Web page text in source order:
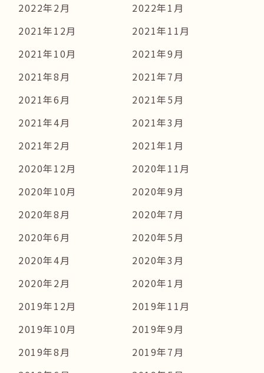
2022年2月
2022年1月
2021年12月
2021年11月
2021年10月
2021年9月
2021年8月
2021年7月
2021年6月
2021年5月
2021年4月
2021年3月
2021年2月
2021年1月
2020年12月
2020年11月
2020年10月
2020年9月
2020年8月
2020年7月
2020年6月
2020年5月
2020年4月
2020年3月
2020年2月
2020年1月
2019年12月
2019年11月
2019年10月
2019年9月
2019年8月
2019年7月